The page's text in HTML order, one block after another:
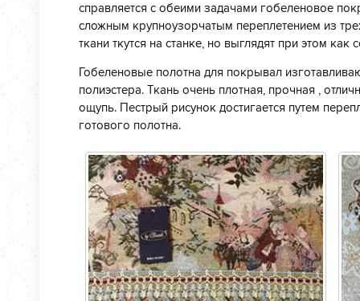
справляется с обеими задачами гобеленовое
сложным крупноузорчатым переплетением из
ткани ткутся на станке, но выглядят при этом как
Гобеленовые полотна для покрывал
полиэстера. Ткань очень плотная, прочная ,
ощупь. Пестрый рисунок достигается путем
готового полотна.